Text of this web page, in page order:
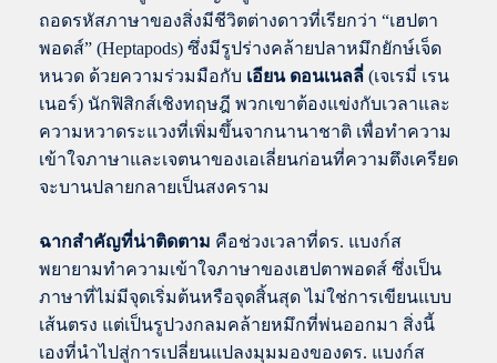
ถอดรหัสภาษาของสิ่งมีชีวิตต่างดาวที่เรียกว่า “เฮปตา
พอดส์” (Heptapods) ซึ่งมีรูปร่างคล้ายปลาหมึกยักษ์เจ็ด
หนวด ด้วยความร่วมมือกับ เอียน ดอนเนลลี่(เจเรมี่ เรน
เนอร์) นักฟิสิกส์เชิงทฤษฎี พวกเขาต้องแข่งกับเวลาและ
ความหวาดระแวงที่เพิ่มขึ้นจากนานาชาติ เพื่อทำความ
เข้าใจภาษาและเจตนาของเอเลี่ยนก่อนที่ความตึงเครียด
จะบานปลายกลายเป็นสงคราม
ฉากสำคัญที่น่าติดตาม คือช่วงเวลาที่ดร. แบงก์ส
พยายามทำความเข้าใจภาษาของเฮปตาพอดส์ ซึ่งเป็น
ภาษาที่ไม่มีจุดเริ่มต้นหรือจุดสิ้นสุด ไม่ใช่การเขียนแบบ
เส้นตรง แต่เป็นรูปวงกลมคล้ายหมึกที่พ่นออกมา สิ่งนี้
เองที่นำไปสู่การเปลี่ยนแปลงมุมมองของดร. แบงก์ส